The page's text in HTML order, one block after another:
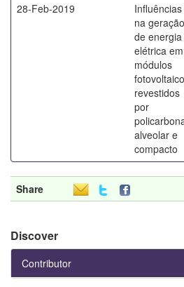
28-Feb-2019
Influências
na geração
de energia
elétrica em
módulos
revestidos
por
alveolar e
compacto
Share
Discover
Contributor